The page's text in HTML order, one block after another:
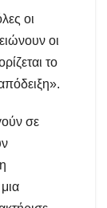
οι
οι
το
σε